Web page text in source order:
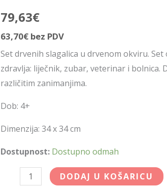
79,63€
63,70€ bez PDV
Set drvenih slagalica u drvenom okviru.
zdravlja: liječnik, zubar, veterinar i bolnica.
različitim zanimanjima.
Dob: 4+
Dimenzija: 34 x 34 cm
Dostupnost: Dostupno odmah
DODAJ U KOŠARICU